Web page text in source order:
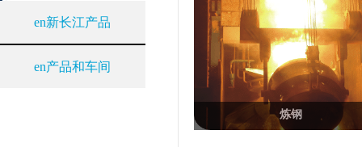
en新长江产品
en产品和车间
炼钢